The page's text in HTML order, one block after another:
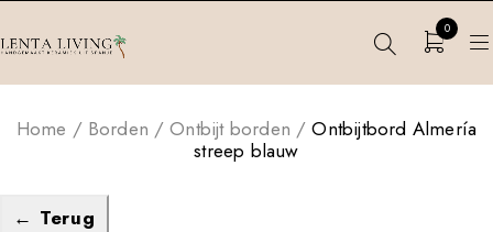
0
Home / Borden / Ontbijt borden / Ontbijtbord Almería
streep blauw
← Terug